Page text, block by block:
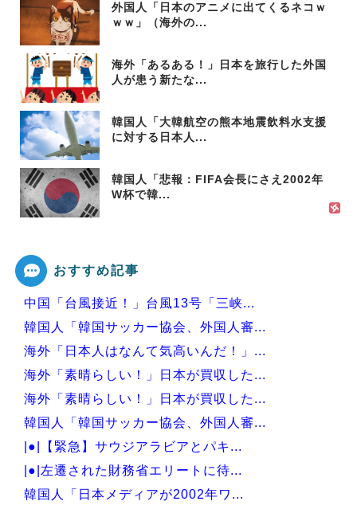
外国人「日本のアニメに出てくるネコｗ
ｗｗ」（海外の...
海外「あるある！」日本を旅行した外国
人が患う新たな...
韓国人「大韓航空の熊本地震飲料水支援
に対する日本人...
韓国人「悲報：FIFA会長にさえ2002年
W杯で韓...
おすすめ記事
中国「台風接近！」台風13号「三峡...
韓国人「韓国サッカー協会、外国人審...
海外「日本人はなんて気高いんだ！」...
海外「素晴らしい！」日本が買収した...
海外「素晴らしい！」日本が買収した...
韓国人「韓国サッカー協会、外国人審...
|●|【緊急】サウジアラビアとパキ...
|●|左遷された財務省エリートに待...
韓国人「日本メディアが2002年ワ...